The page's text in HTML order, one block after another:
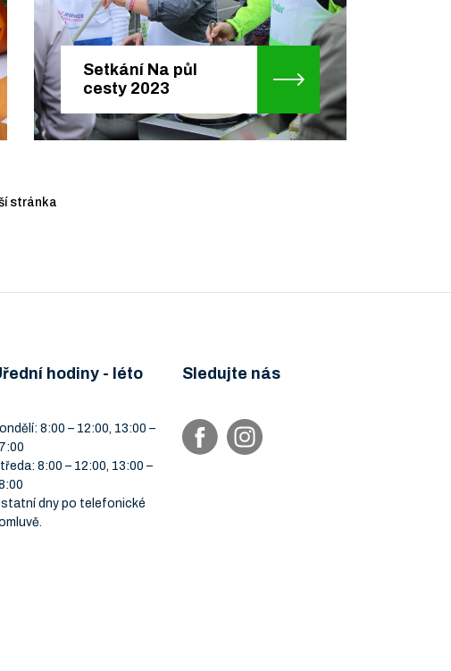
Setkání Na půl
cesty 2023
stránka
hodiny - léto
8:00 – 12:00, 13:00 –
8:00 – 12:00, 13:00 –
dny po telefonické
Sledujte nás